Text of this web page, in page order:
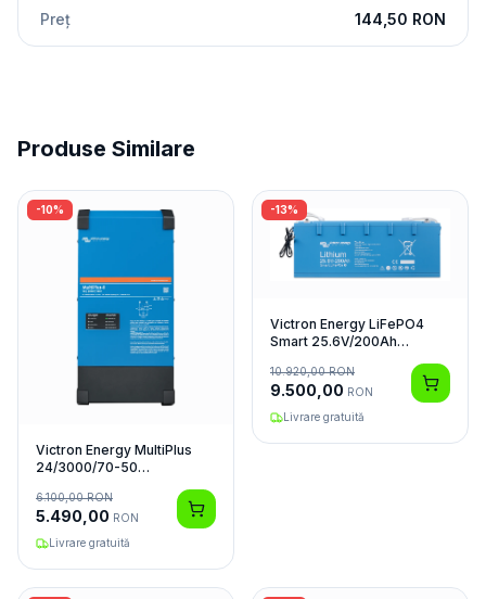
Preț 144,50 RON
Produse Similare
-10%
Victron Energy MultiPlus
24/3000/70-50
6.100,00RON
5.490,00 RON
Livrare gratuită
-13%
Victron Energy LiFePO4
Smart 25.6V/200Ah
10.920,00RON
9.500,00 RON
Livrare gratuită